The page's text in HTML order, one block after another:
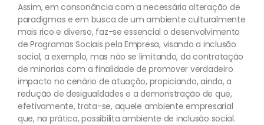
Assim, em consonância com a necessária alteração de
paradigmas e em busca de um ambiente culturalmente
mais rico e diverso, faz-se essencial o desenvolvimento
de Programas Sociais pela Empresa, visando a inclusão
social, a exemplo, mas não se limitando, da contratação
de minorias com a finalidade de promover verdadeiro
impacto no cenário de atuação, propiciando, ainda, a
redução de desigualdades e a demonstração de que,
efetivamente, trata-se, aquele ambiente empresarial
que, na prática, possibilita ambiente de inclusão social.